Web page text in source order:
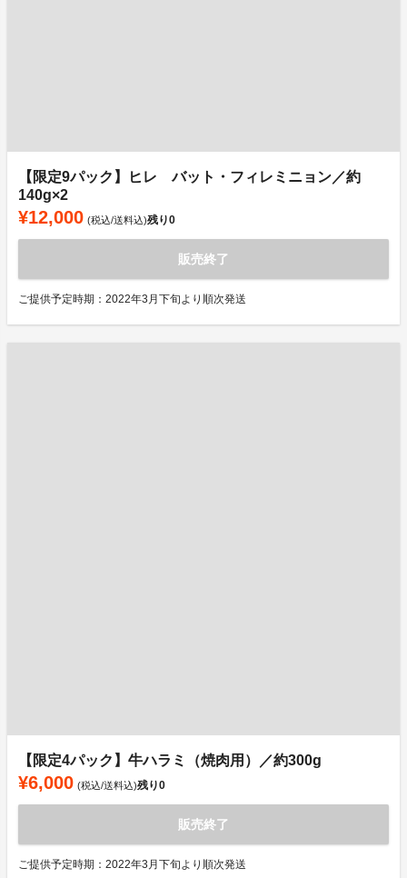
【限定9パック】ヒレ バット・フィレミニョン／約
140g×2
¥12,000 (税込/送料込)残り0
販売終了
ご提供予定時期：2022年3月下旬より順次発送
【限定4パック】牛ハラミ（焼肉用）／約300g
¥6,000 (税込/送料込)残り0
販売終了
ご提供予定時期：2022年3月下旬より順次発送